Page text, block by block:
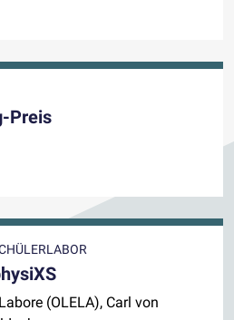
Preis
(OLELA), Carl von